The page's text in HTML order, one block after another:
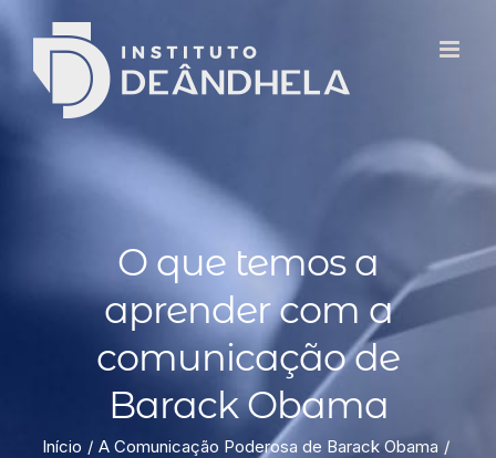
O que temos a
aprender com a
comunicação de
Barack Obama
Início
A Comunicação Poderosa de Barack Obama